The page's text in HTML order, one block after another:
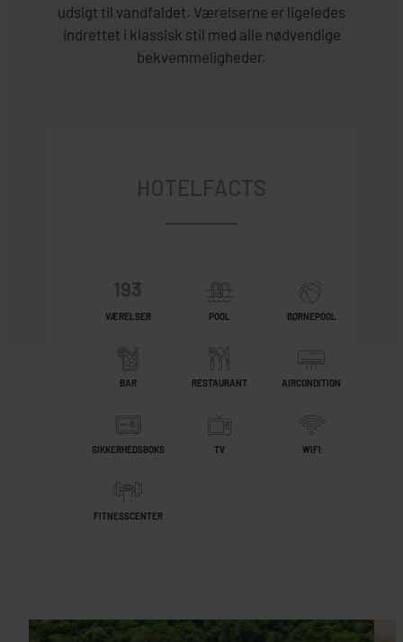
udsigt til vandfaldet. Værelserne er ligeledes
indrettet i klassisk stil med alle nødvendige
bekvemmeligheder.
HOTELFACTS
193
VÆRELSER POOL BØRNEPOOL
BAR RESTAURANT AIRCONDITION
SIKKERHEDSBOKS TV WIFI
FITNESSCENTER